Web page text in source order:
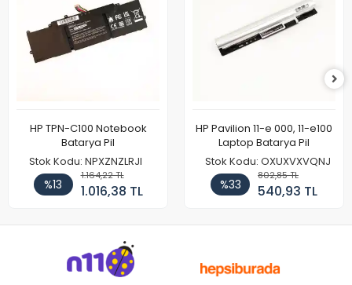
HP TPN-C100 Notebook
Batarya Pil
Stok Kodu: NPXZNZLRJI
%13
1.164,22 TL
1.016,38 TL
HP Pavilion 11-e 000, 11-e100
Laptop Batarya Pil
Stok Kodu: OXUXVXVQNJ
%33
802,85 TL
540,93 TL